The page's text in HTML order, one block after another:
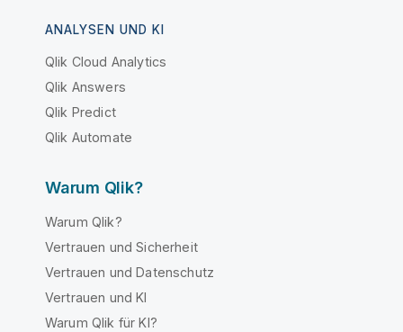
ANALYSEN UND KI
Qlik Cloud Analytics
Qlik Answers
Qlik Predict
Qlik Automate
Warum Qlik?
Warum Qlik?
Vertrauen und Sicherheit
Vertrauen und Datenschutz
Vertrauen und KI
Warum Qlik für KI?